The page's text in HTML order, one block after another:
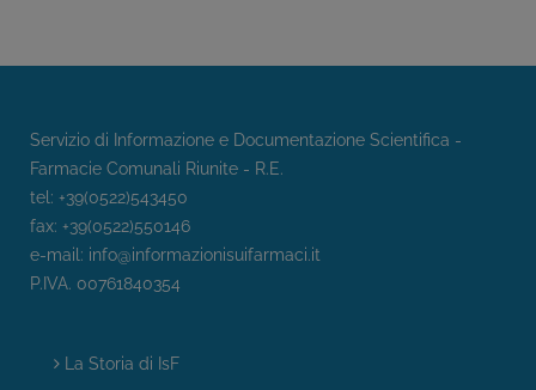
Servizio di Informazione e Documentazione Scientifica -
Farmacie Comunali Riunite - R.E.
tel: +39(0522)543450
fax: +39(0522)550146
e-mail: info@informazionisuifarmaci.it
P.IVA. 00761840354
La Storia di IsF